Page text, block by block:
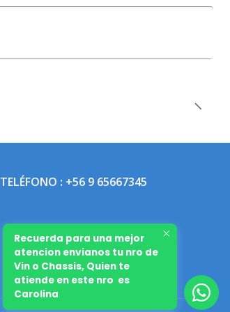
TELÉFONO : +56 9 65667345
Recuerda para una mejor
atencion envianos tu nro de
Vin o Chassis, Quien te
atiende en este nro es
Carolina